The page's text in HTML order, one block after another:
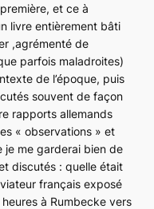
et ce à
livre entièrement bâti
,agrémenté de
parfois maladroites)
de l’époque, puis
souvent de façon
rapports allemands
« observations » et
je me garderai bien de
discutés : quelle était
français exposé
à Rumbecke vers